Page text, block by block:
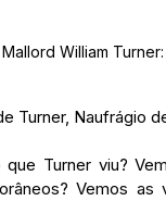
William
Turner, Naufrágio
que Turner viu?
Vemos